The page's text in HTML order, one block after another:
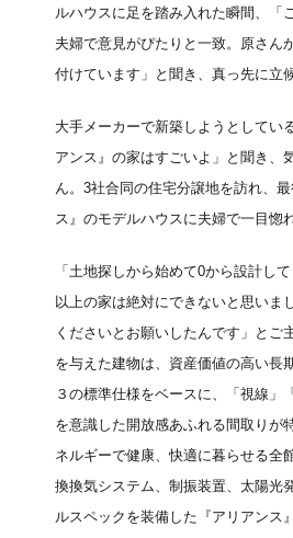
ルハウスに足を踏み入れた瞬間、「
夫婦で意見がぴたりと一致。原さん
付けています」と聞き、真っ先に立
大手メーカーで新築しようとしてい
アンス』の家はすごいよ」と聞き、
ん。3社合同の住宅分譲地を訪れ、
ス』のモデルハウスに夫婦で一目惚
「土地探しから始めて0から設計し
以上の家は絶対にできないと思いま
くださいとお願いしたんです」とご
を与えた建物は、資産価値の高い長
３の標準仕様をベースに、「視線」
を意識した開放感あふれる間取りが
ネルギーで健康、快適に暮らせる全
換換気システム、制振装置、太陽光
ルスペックを装備した『アリアンス